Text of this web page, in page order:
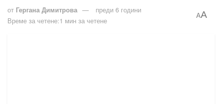
от Гергана Димитрова
преди 6 години
Време за четене:1 мин за четене
AA